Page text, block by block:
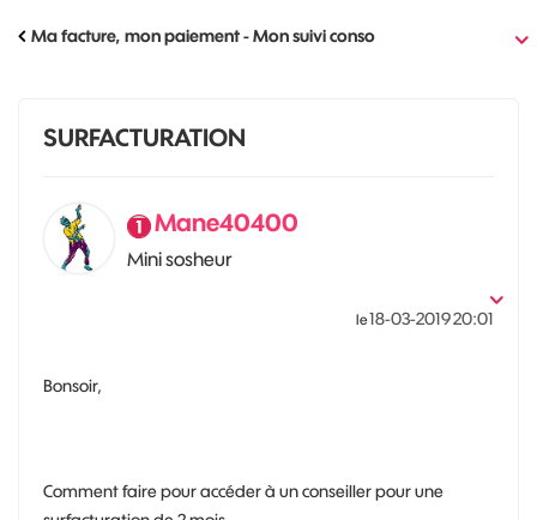
Ma facture, mon paiement - Mon suivi conso
SURFACTURATION
Mane40400
Mini sosheur
le‎18-03-201920:01
Bonsoir,
Comment faire pour accéder à un conseiller pour une